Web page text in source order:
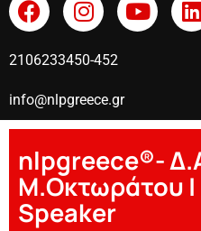
nlpgreece®-
Μ.Οκτωράτου |
Speaker
2106233450-452
info@nlpgreece.gr